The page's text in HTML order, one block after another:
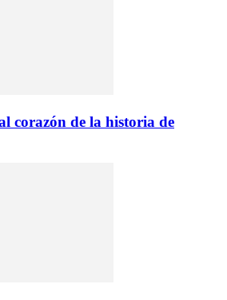
corazón de la historia de